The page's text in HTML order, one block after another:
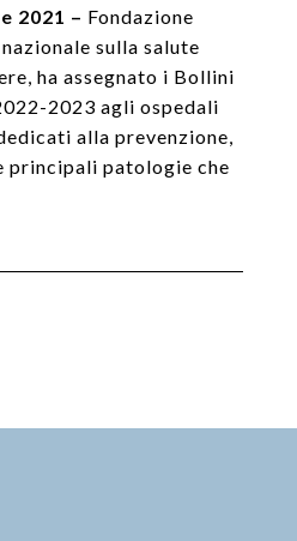
2021 – Fondazione
sulla salute
ha assegnato i Bollini
2023 agli ospedali
alla prevenzione,
principali patologie che